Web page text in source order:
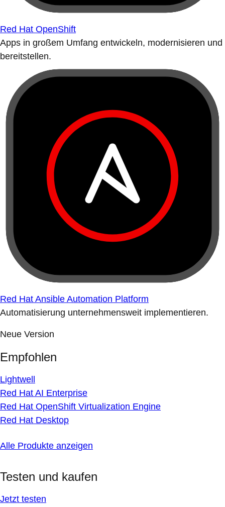
Red Hat OpenShift
Apps in großem Umfang entwickeln, modernisieren und
bereitstellen.
Red Hat Ansible Automation Platform
Automatisierung unternehmensweit implementieren.
Neue Version
Empfohlen
Lightwell
Red Hat AI Enterprise
Red Hat OpenShift Virtualization Engine
Red Hat Desktop
Alle Produkte anzeigen
Testen und kaufen
Jetzt testen